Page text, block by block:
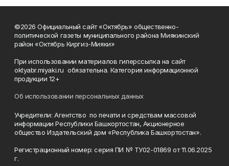
©2026 Официальный сайт «Октябрь» общественно-
политической газеты муниципального района Миякинский
район «Октябрь Киргиз-Мияки»
При использовании материалов гиперссылка на сайт
oktyabr.miyaki.ru обязательна. Категория информационной
продукции 12+
Об использовании персональных данных
Учредители: Агентство по печати и средствам массовой
информации Республики Башкортостан, Акционерное
общество Издательский дом «Республика Башкортостан».
Регистрационный номер: серия ПИ № ТУ02-01869 от 11.06.2025
г.